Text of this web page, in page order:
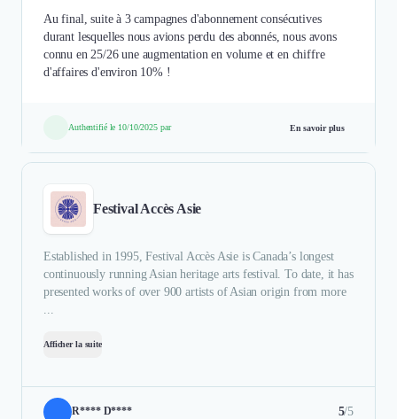
Au final, suite à 3 campagnes d'abonnement consécutives
durant lesquelles nous avions perdu des abonnés, nous avons
connu en 25/26 une augmentation en volume et en chiffre
Authentifié le 10/10/2025 par En savoir plus
Festival Accès Asie
Established in 1995, Festival Accès Asie is Canada’s longest
continuously running Asian heritage arts festival. To date, it has
presented works of over 900 artists of Asian origin from more
Afficher la suite
R**** D**** 5/5